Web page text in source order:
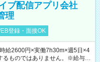
ブ配信アプリ会社
理
登録・面接OK
給2600円×実働7h30m×週5日×4
ものではありません。※給与即